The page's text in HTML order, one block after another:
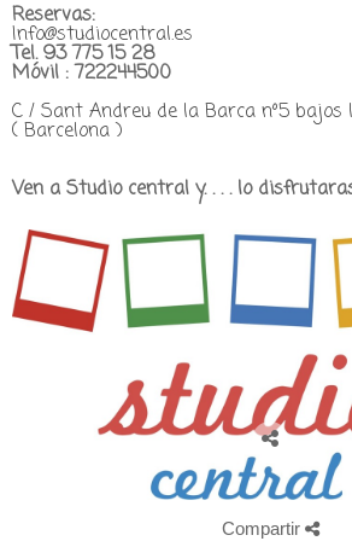
Reservas:
Info@studiocentral.es
Tel. 93 775 15 28
Móvil : 722244500
C / Sant Andreu de la Barca nº5
( Barcelona )
Ven a Studio central y. . . . lo
Compartir